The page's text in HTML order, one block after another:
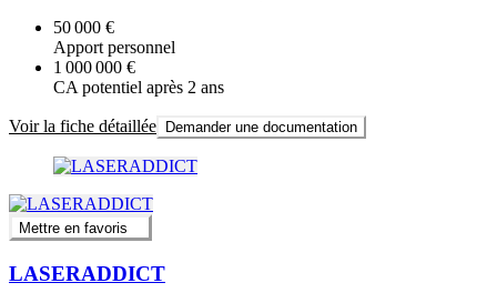
50 000 €
Apport personnel
1 000 000 €
CA potentiel après 2 ans
Voir la fiche détaillée Demander une documentation
Mettre en favoris
LASERADDICT